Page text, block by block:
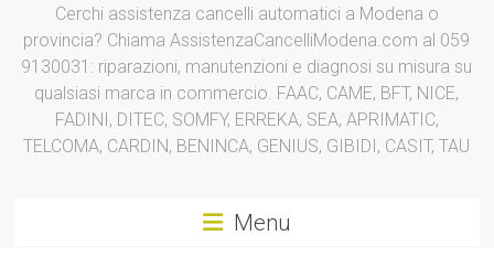
Cerchi assistenza cancelli automatici a Modena o
provincia? Chiama AssistenzaCancelliModena.com al 059
9130031: riparazioni, manutenzioni e diagnosi su misura su
qualsiasi marca in commercio. FAAC, CAME, BFT, NICE,
FADINI, DITEC, SOMFY, ERREKA, SEA, APRIMATIC,
TELCOMA, CARDIN, BENINCA, GENIUS, GIBIDI, CASIT, TAU
Menu